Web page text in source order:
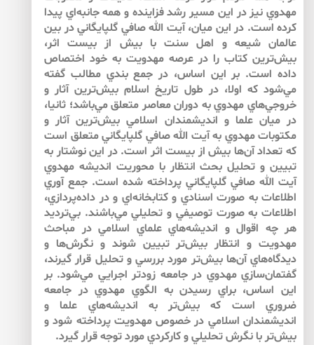
مهدوي نيز در اين مسير رشد فزاينده و همه جانبه‌‌اي پيدا
كرده است. در اين ميان، آيت الله صافي گلپايگاني در بين
عالمان شيعه و اهل سنت با بيش از بيست اثر،
بيش‌‌ترين كتاب را در عرصه مهدويت به خود اختصاص
داده است. بر اين اساس، در جمع بندي مطالب گفته
مي‌‌شود كه اولا، در طول تاريخ اسلام بيش‌‌ترين آثار و
خروجي‌‌هاي مهدوي به دوران معاصر متعلق مي‌‌باشد؛ ثانيا،
در ميان علما و انديشمندان اسلامي بيش‌‌ترين آثار و
مكتوبات مهدوي به آيت الله صافي گلپايگاني متعلق است
كه تعداد آن‌‌ها بيش از بيست اثر است. در اين نوشتار به
تبيين و تحليل بحث انتظار با محوريت انديشه مهدوي
آيت الله صافي گلپايگاني پرداخته شده است. جمع آوري
اطلاعات به صورت اسنادي و كتابخانه‌‌اي و در داده‌پردازي،
اطلاعات به صورت توصيفي و تحليلي مي‌باشند. بي‌‌ترديد
هر چه اقوال و انديشه‌‌هاي علماي اسلامي در مباحث
مهدويت و انتظار بيش‌‌تر تبيين شوند و نگرش‌‌ها و
ديدگاه‌‌هاي آن‌‌ها بيش‌‌تر مورد بررسي و تحليل قرار گيرند،
گفتمان‌‌سازي مهدوي در جامعه زودتر اجرايي مي‌‌شود. بر
اين اساس، براي رسيدن به الگوي مهدوي در جامعه
ضروري است كه بيش‌‌تر به انديشه‌‌هاي علما و
انديشمندان اسلامي در خصوص مهدويت پرداخته شود و
بيش‌‌تر با نگرش تحليلي و كاركردي مورد توجه قرار گيرد.